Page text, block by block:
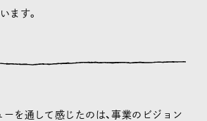
ます。
を通して感じたのは、事業のビジョン